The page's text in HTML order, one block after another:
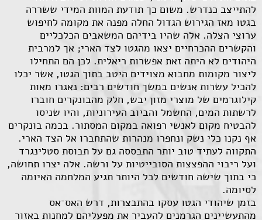
להתייצב כנדרש. משום כך תודעת המוות המידי ששררה
בגטו מאז הגירוש הגדול החלה מפנה את מקומה לחיפוש
ערוצי הצלה. אלה שהיו בידיהם המשאבים הכלכליים
והקשרים ההכרחיים יצאו מהגטו לצד הארי; אך למרבית
היהודים לא היתה זאת אפשרות ריאלית. לכן הם התחילו
ליצור מקומות מחבוא מצוידים היטב בתוך הגטו, אשר יכלו
להכיל עשרות אנשים במשך חודשים רבים: נאגרו מאות
קילוגרמים של מוצרי מזון יבש, חלק מהבונקרים חוברו
לרשתות המים, החשמל והביוב העירוניות, והיו שניסו
להבטיח מקום לאנשי רפואה במקום המסתור. בכמה בונקרים
אף נקנו כלי נשק ונחפרו מנהרות שהתחברו אל הצד הארי.
התקווה לעתיד טוב יותר התבססה גם על תבוסת סטלינגרד
ועל ריבוי ההפצצות הסובייטיות על ורשה. אלה יצרו תחושה,
כי בתוך שישה חודשים לכל היותר תגיע המלחמה האיומה
לסיומה.
בזמן שיהודי הגטו עסקו בהתבצרות, דרש האס־אס
מהתעשיינים הגרמנים להעביר את מפעליהם למחנות באזור